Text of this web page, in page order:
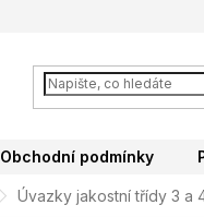
Obchodní podmínky
Úvazky jakostní třídy 3 a